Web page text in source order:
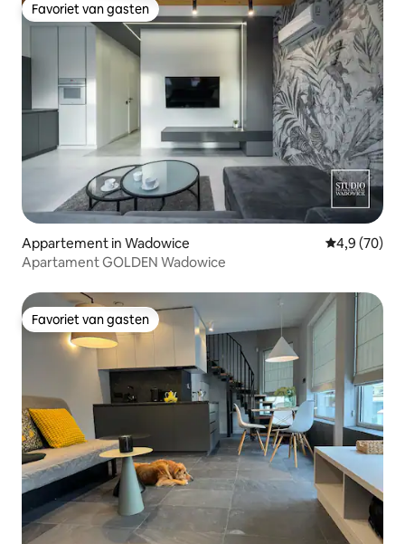
Favoriet van gasten
Favoriet van gasten
Appartement in Wadowice Gemiddelde
4,9 (70)
Apartament GOLDEN Wadowice
Favoriet van gasten
Favoriet van gasten